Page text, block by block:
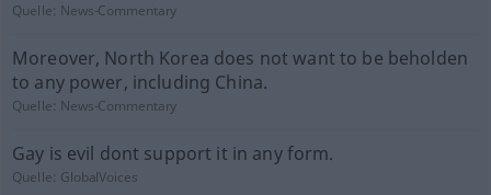
Quelle: News-Commentary
Moreover, North Korea does not want to be beholden
to any power, including China.
Quelle: News-Commentary
Gay is evil dont support it in any form.
Quelle: GlobalVoices